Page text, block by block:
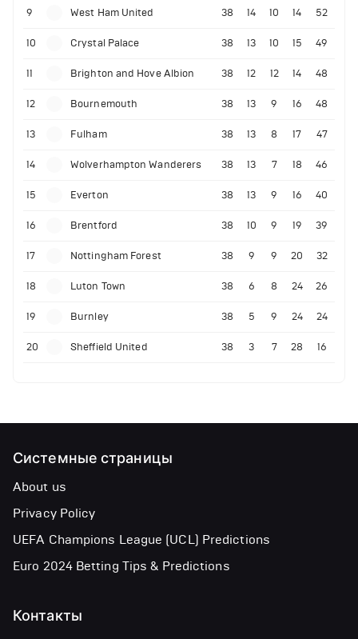
9 West Ham United 38 14 10 14 52
10 Crystal Palace 38 13 10 15 49
11 Brighton and Hove Albion 38 12 12 14 48
12 Bournemouth 38 13 9 16 48
13 Fulham 38 13 8 17 47
14 Wolverhampton Wanderers 38 13 7 18 46
15 Everton 38 13 9 16 40
16 Brentford 38 10 9 19 39
17 Nottingham Forest 38 9 9 20 32
18 Luton Town 38 6 8 24 26
19 Burnley 38 5 9 24 24
20 Sheffield United 38 3 7 28 16
Системные страницы
About us
Privacy Policy
UEFA Champions League (UCL) Predictions
Euro 2024 Betting Tips & Predictions
Контакты